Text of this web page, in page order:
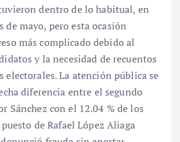
dentro de lo habitual, en
de mayo, pero esta ocasión
más complicado debido al
y la necesidad de recuentos
electorales. La atención pública se
diferencia entre el segundo
Sánchez con el 12.04 % de los
de Rafael López Aliaga